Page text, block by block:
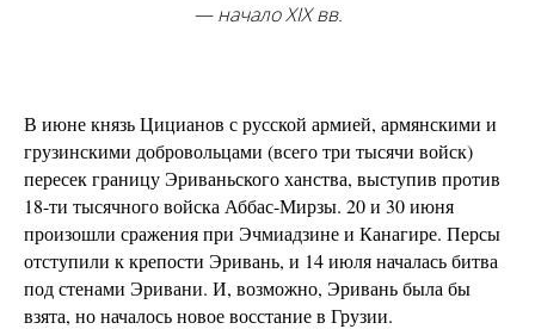
— начало XIX вв.
В июне князь Цицианов с русской армией, армянскими и
грузинскими добровольцами (всего три тысячи войск)
пересек границу Эриваньского ханства, выступив против
18-ти тысячного войска Аббас-Мирзы. 20 и 30 июня
произошли сражения при Эчмиадзине и Канагире. Персы
отступили к крепости Эривань, и 14 июля началась битва
под стенами Эривани. И, возможно, Эривань была бы
взята, но началось новое восстание в Грузии.